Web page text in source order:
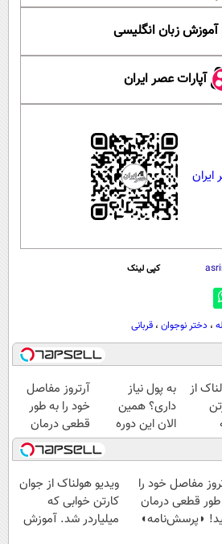
آموزش زبان انگلیسی
آپارات عصر ایران
کپی لینک
، دختر نوجوان ، قربانی
از
شد.
به پول نیاز
داری؟ همین
الان این دوره
رایگان رو شرکت
کن تا دیر نشده!
آرتروز مفاصل
خود را به طور
قطعی درمان
کنید!
◗پرسش‌نامه◖
مفاصل خود را
طور قطعی درمان
◗پرسش‌نامه◖
ویدیو هولناک از جوان
کارتن خوابی که
میلیاردر شد. آموزش